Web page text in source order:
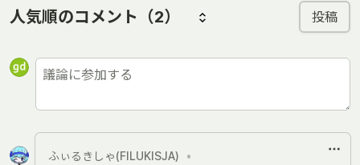
人気順のコメント （2） 投稿
ふぃるきしゃ(FILUKISJA) •